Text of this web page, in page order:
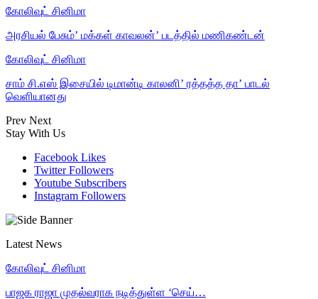
கோலிவுட் சினிமா
அரசியல் பேசும்’ மக்கள் காவலன்’ படத்தில் மணிகண்டன்
கோலிவுட் சினிமா
சாம் சி.எஸ் இசையில் டிமான்டி காலனி’ ரத்தத்த தா’ பாடல்
வெளியானது
Prev Next
Stay With Us
Facebook Likes
Twitter Followers
Youtube Subscribers
Instagram Followers
Latest News
கோலிவுட் சினிமா
பாஜக ராஜா முதல்வராக நடித்துள்ள ‘செய்…